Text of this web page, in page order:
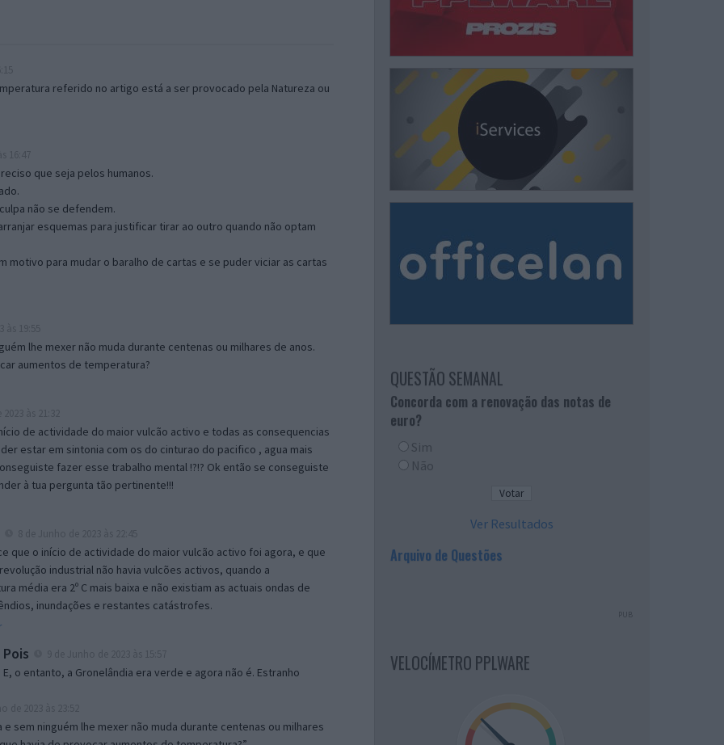
referido no artigo está a ser provocado pela Natureza ou
que seja pelos humanos.
não se defendem.
esquemas para justificar tirar ao outro quando não optam
motivo para mudar o baralho de cartas e se puder viciar as cartas
lhe mexer não muda durante centenas ou milhares de anos.
aumentos de temperatura?
de actividade do maior vulcão activo e todas as consequencias
estar em sintonia com os do cinturao do pacifico , agua mais
fazer esse trabalho mental !?!? Ok então se conseguiste
à tua pergunta tão pertinente!!!
que o início de actividade do maior vulcão activo foi agora, e que
industrial não havia vulcões activos, quando a
média era 2º C mais baixa e não existiam as actuais ondas de
inundações e restantes catástrofes.
Pois
E, o entanto, a Gronelândia era verde e agora não é. Estranho
e sem ninguém lhe mexer não muda durante centenas ou milhares
QUESTÃO SEMANAL
Concorda com a renovação das notas de
euro?
Sim
Não
Ver Resultados
Arquivo de Questões
PUB
VELOCÍMETRO PPLWARE